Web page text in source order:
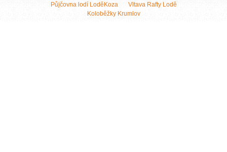
Půjčovna lodí LoděKoza
Vltava Rafty Lodě
Koloběžky Krumlov